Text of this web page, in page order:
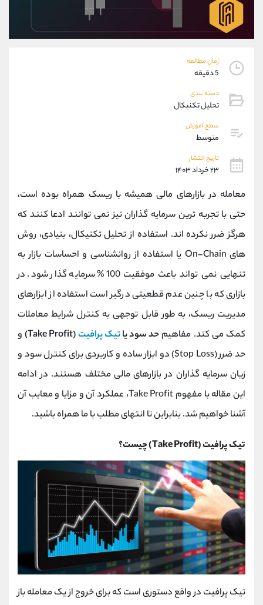
زمان مطالعه
5 دقیقه
دسته بندی
تحلیل تکنیکال
سطح آموزش
متوسط
تاریخ انتشار
۲۳ خرداد ۱۴۰۳
معامله در بازارهای مالی همیشه با ریسک همراه بوده است،
حتی با تجربه ترین سرمایه گذاران نیز نمی توانند ادعا کنند که
هرگز ضرر نکرده اند. استفاده از تحلیل تکنیکال، بنیادی، روش
های On-Chain یا استفاده از روانشناسی و احساسات بازار به
تنهایی نمی تواند باعث موفقیت 100% سرمایه گذار شود. در
بازاری که با چنین عدم قطعیتی درگیر است استفاده از ابزارهای
مدیریت ریسک، به طور قابل توجهی به کنترل شرایط معاملات
کمک می کند. مفاهیم حد سود یاتیک پرافیت(Take Profit)
و
حد ضرر (Stop Loss) دو ابزار ساده و کاربردی برای کنترل سود و
زیان سرمایه گذاران در بازارهای مالی مختلف هستند. در ادامه
این مقاله با مفهوم Take Profit، عملکرد آن و مزایا و معایب آن
آشنا خواهیم شد. بنابراین تا انتهای مطلب با ما همراه باشید.
تیک پرافیت (Take Profit) چیست؟
تیک پرافیت در واقع دستوری است که برای خروج از یک معامله باز
واتساپ
تلگرام @Armteam_admin_103
پشتیبان فروش
موبایل
اطلاعات تماس
تلفن 021-22021030
021-22021040
بدون پیش شماره
اینستاگرام @alireza.mehrabii
کانال تلگرام @alirezamehrabi_com
@alirezamehrabi_official